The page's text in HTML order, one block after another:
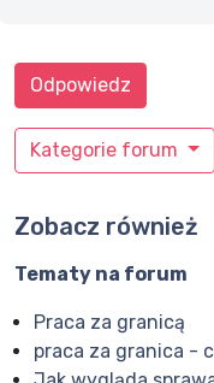
Kategorie forum
Odpowiedz
Zobacz również
Tematy na forum
Praca za granicą
praca za granica -